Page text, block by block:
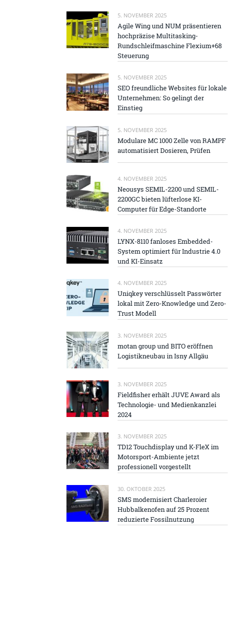
5. NOVEMBER 2025
Agile Wing und NUM präsentieren
hochpräzise Multitasking-
Rundschleifmaschine Flexium+68
Steuerung
5. NOVEMBER 2025
SEO freundliche Websites für lokale
Unternehmen: So gelingt der
Einstieg
5. NOVEMBER 2025
Modulare MC 1000 Zelle von RAMPF
automatisiert Dosieren, Prüfen
4. NOVEMBER 2025
Neousys SEMIL-2200 und SEMIL-
2200GC bieten lüfterlose KI-
Computer für Edge-Standorte
4. NOVEMBER 2025
LYNX-8110 fanloses Embedded-
System optimiert für Industrie 4.0
und KI-Einsatz
4. NOVEMBER 2025
Uniqkey verschlüsselt Passwörter
lokal mit Zero-Knowledge und Zero-
Trust Modell
3. NOVEMBER 2025
motan group und BITO eröffnen
Logistikneubau in Isny Allgäu
3. NOVEMBER 2025
Fieldfisher erhält JUVE Award als
Technologie- und Medienkanzlei
2024
3. NOVEMBER 2025
TD12 Touchdisplay und K-FleX im
Motorsport-Ambiente jetzt
professionell vorgestellt
30. OKTOBER 2025
SMS modernisiert Charleroier
Hubbalkenofen auf 25 Prozent
reduzierte Fossilnutzung